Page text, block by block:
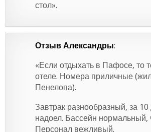
стол».
Отзыв Александры:
«Если отдыхать в Пафосе, то
отеле. Номера приличные
Пенелопа).
Завтрак разнообразный, за
надоел. Бассейн нормальный,
Персонал вежливый.